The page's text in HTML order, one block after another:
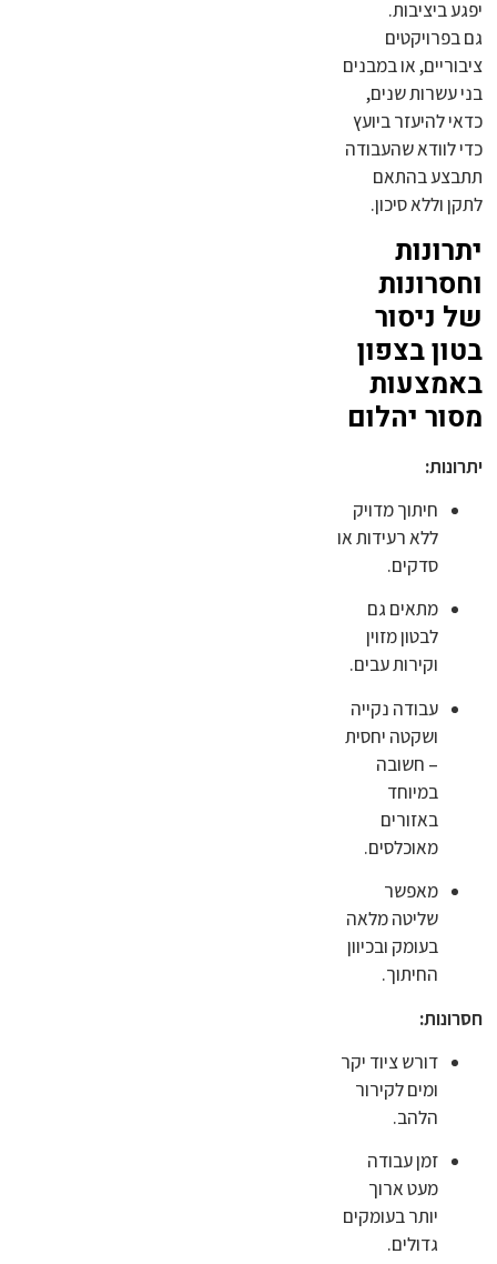
יפגע ביציבות.
גם בפרויקטים
ציבוריים, או במבנים
בני עשרות שנים,
כדאי להיעזר ביועץ
כדי לוודא שהעבודה
תתבצע בהתאם
לתקן וללא סיכון.
יתרונות
וחסרונות
של ניסור
בטון בצפון
באמצעות
מסור יהלום
יתרונות:
חיתוך מדויק
ללא רעידות או
סדקים.
מתאים גם
לבטון מזוין
וקירות עבים.
עבודה נקייה
ושקטה יחסית
– חשובה
במיוחד
באזורים
מאוכלסים.
מאפשר
שליטה מלאה
בעומק ובכיוון
החיתוך.
חסרונות:
דורש ציוד יקר
ומים לקירור
הלהב.
זמן עבודה
מעט ארוך
יותר בעומקים
גדולים.